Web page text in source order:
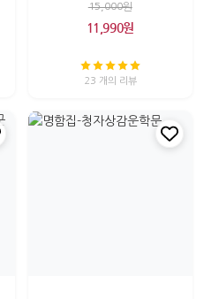
15,000원
11,990원
23 개의 리뷰